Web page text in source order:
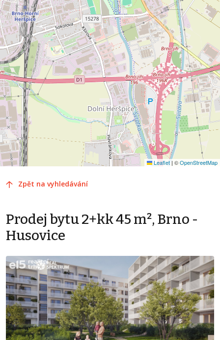
Leaflet | ©OpenStreetMap
Zpět na vyhledávání
Prodej bytu 2+kk 45 m², Brno -
Husovice